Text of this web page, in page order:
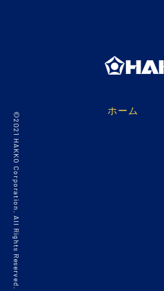
ホーム
©2021 HAKKO Corporation. All Rights Reserved.